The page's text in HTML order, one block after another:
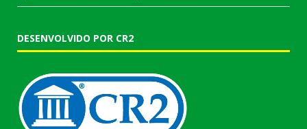
DESENVOLVIDO POR CR2